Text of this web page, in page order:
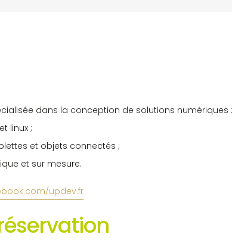
dans la conception de solutions numériques :
linux ;
et objets connectés ;
et sur mesure.
updev.fr